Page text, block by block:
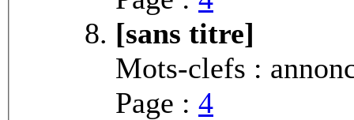
[sans titre]
Mots-clefs :
Page : 4